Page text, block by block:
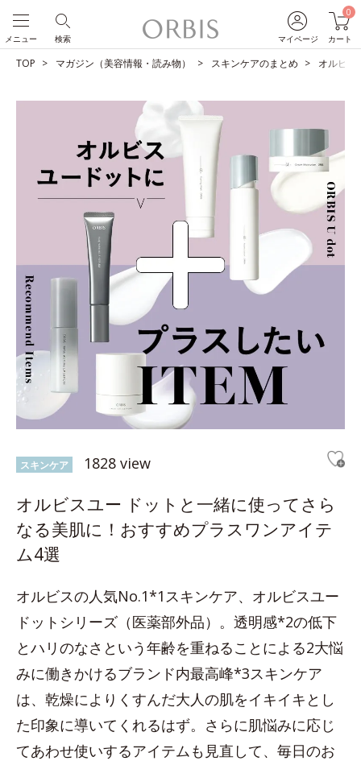
マイページ
0
カート
検索
メニュー
TOP マガジン（美容情報・読み物） スキンケアのまとめ オルビス
スキンケア 1828 view
オルビスユー ドットと一緒に使ってさら
なる美肌に！おすすめプラスワンアイテ
ム4選
オルビスの人気No.1*1スキンケア、オルビスユー
ドットシリーズ（医薬部外品）。透明感*2の低下
とハリのなさという年齢を重ねることによる2大悩
みに働きかけるブランド内最高峰*3スキンケア
は、乾燥によりくすんだ大人の肌をイキイキとし
た印象に導いてくれるはず。さらに肌悩みに応じ
てあわせ使いするアイテムも見直して、毎日のお